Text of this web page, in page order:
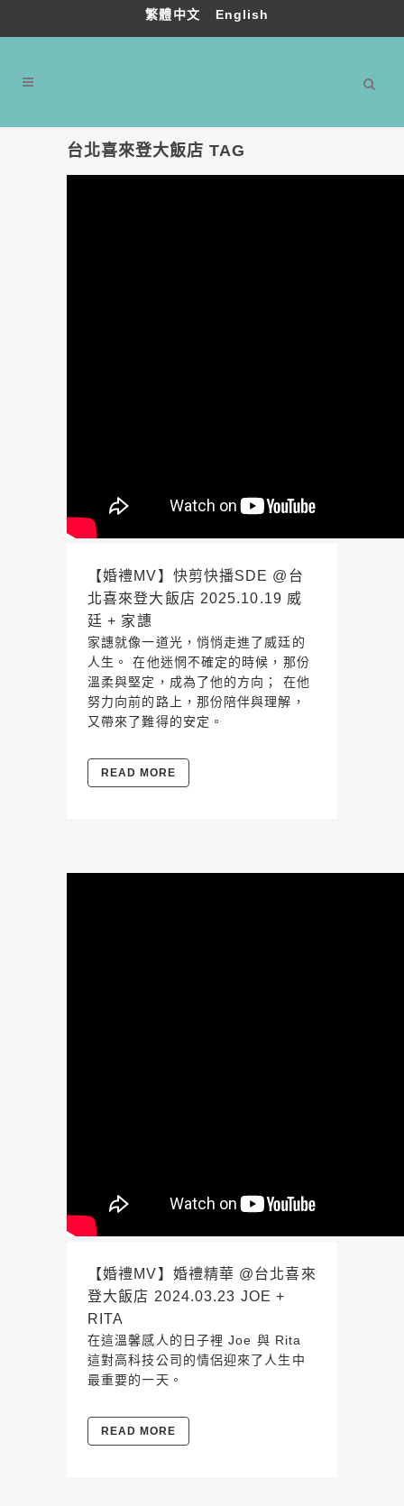
繁體中文 English
台北喜來登大飯店 TAG
【婚禮MV】快剪快播SDE @台
北喜來登大飯店 2025.10.19 威
廷 + 家譓
家譓就像一道光，悄悄走進了威廷的
人生。 在他迷惘不確定的時候，那份
溫柔與堅定，成為了他的方向； 在他
努力向前的路上，那份陪伴與理解，
又帶來了難得的安定。
READ MORE
【婚禮MV】婚禮精華 @台北喜來
登大飯店 2024.03.23 JOE +
RITA
在這溫馨感人的日子裡 Joe 與 Rita
這對高科技公司的情侶迎來了人生中
最重要的一天。
READ MORE